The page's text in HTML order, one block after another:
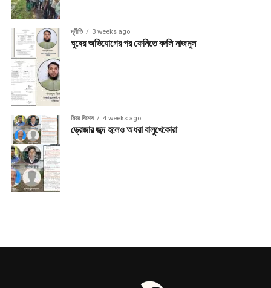
দূর্নীতি 3 weeks ago
ঘুষের অভিযোগের পর ফেনিতে বদলি নাজমুল
মিরর বিশেষ 4 weeks ago
ড্রেজার জব্দ হলেও অধরা বালুখেকোরা